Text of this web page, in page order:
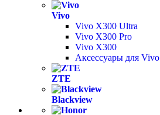
Vivo
Vivo X300 Ultra
Vivo X300 Pro
Vivo X300
Аксессуары для Vivo
ZTE
Blackview